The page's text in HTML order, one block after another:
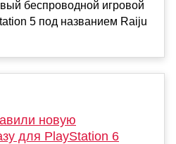
беспроводной игровой
5 под названием Raiju
новую
для PlayStation 6